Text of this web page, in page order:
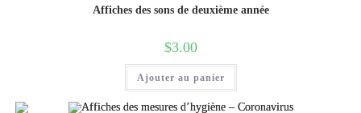
Affiches des sons de deuxième année
$3.00
Ajouter au panier